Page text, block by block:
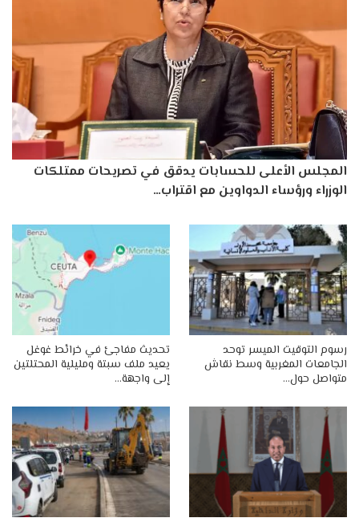
المجلس الأعلى للحسابات يدقق في تصريحات ممتلكات
الوزراء ورؤساء الدواوين مع اقتراب…
رسوم التوقيت الميسر توحد
الجامعات المغربية وسط نقاش
متواصل حول…
تحديث مفاجئ في خرائط غوغل
يعيد ملف سبتة ومليلية المحتلتين
إلى واجهة…